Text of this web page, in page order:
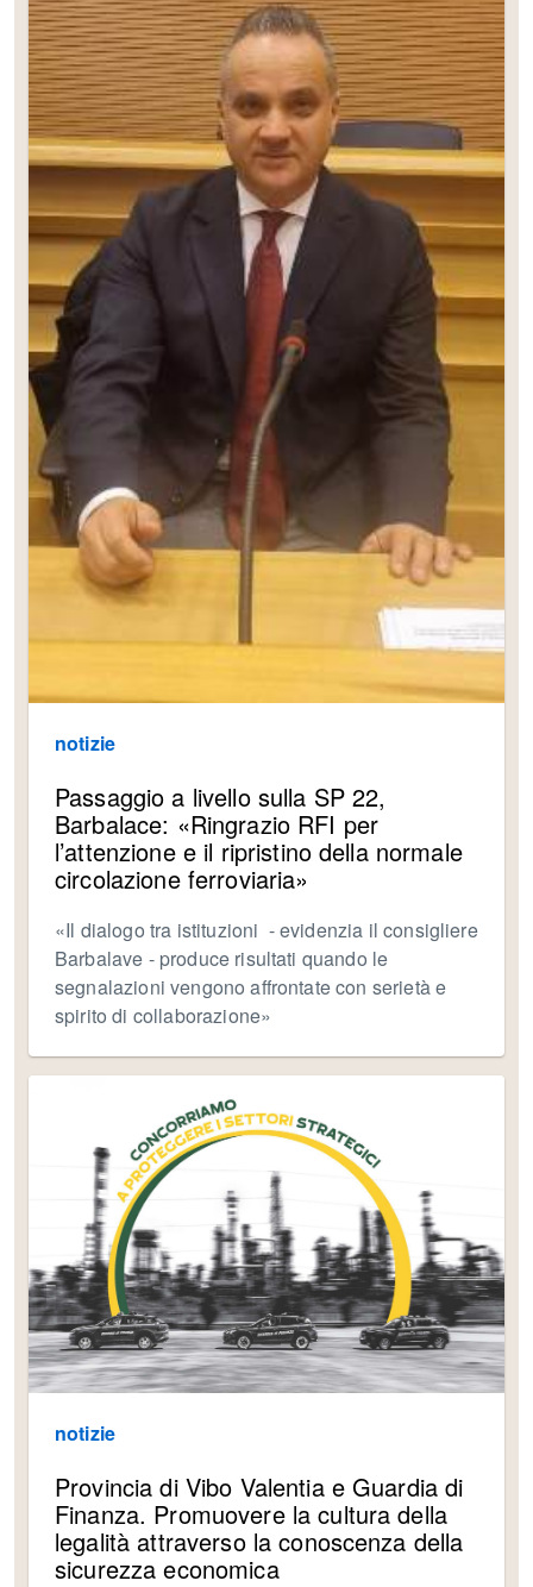
notizie
Passaggio a livello sulla SP 22,
Barbalace: «Ringrazio RFI per
l’attenzione e il ripristino della normale
circolazione ferroviaria»
«Il dialogo tra istituzioni - evidenzia il consigliere
Barbalave - produce risultati quando le
segnalazioni vengono affrontate con serietà e
spirito di collaborazione»
notizie
Provincia di Vibo Valentia e Guardia di
Finanza. Promuovere la cultura della
legalità attraverso la conoscenza della
sicurezza economica